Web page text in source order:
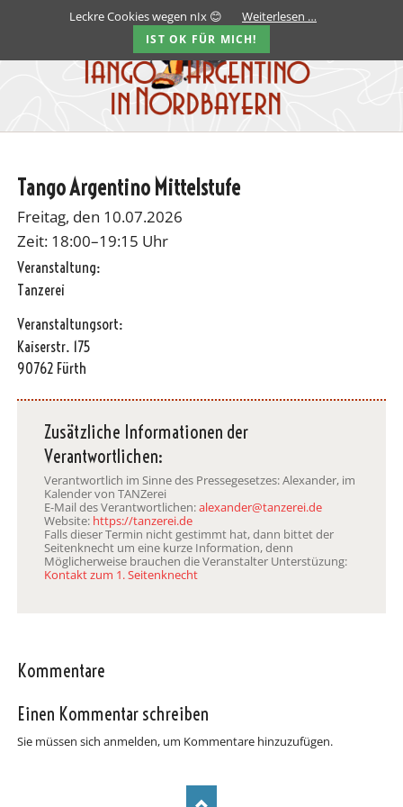
Tango Argentino Mittelstufe
Freitag, den 10.07.2026
Zeit: 18:00–19:15 Uhr
Veranstaltung:
Tanzerei
Veranstaltungsort:
Kaiserstr. 175
90762 Fürth
Zusätzliche Informationen der
Verantwortlichen:
Verantwortlich im Sinne des Pressegesetzes: Alexander, im
Kalender von TANZerei
E-Mail des Verantwortlichen:alexander@tanzerei.de
Website: https://tanzerei.de
Falls dieser Termin nicht gestimmt hat, dann bittet der
Seitenknecht um eine kurze Information, denn
Möglicherweise brauchen die Veranstalter Unterstüzung:
Kontakt zum 1. Seitenknecht
Kommentare
Einen Kommentar schreiben
Sie müssen sich anmelden, um Kommentare hinzuzufügen.
Leckre Cookies wegen nIx 😊 Weiterlesen …
IST OK FÜR MICH!